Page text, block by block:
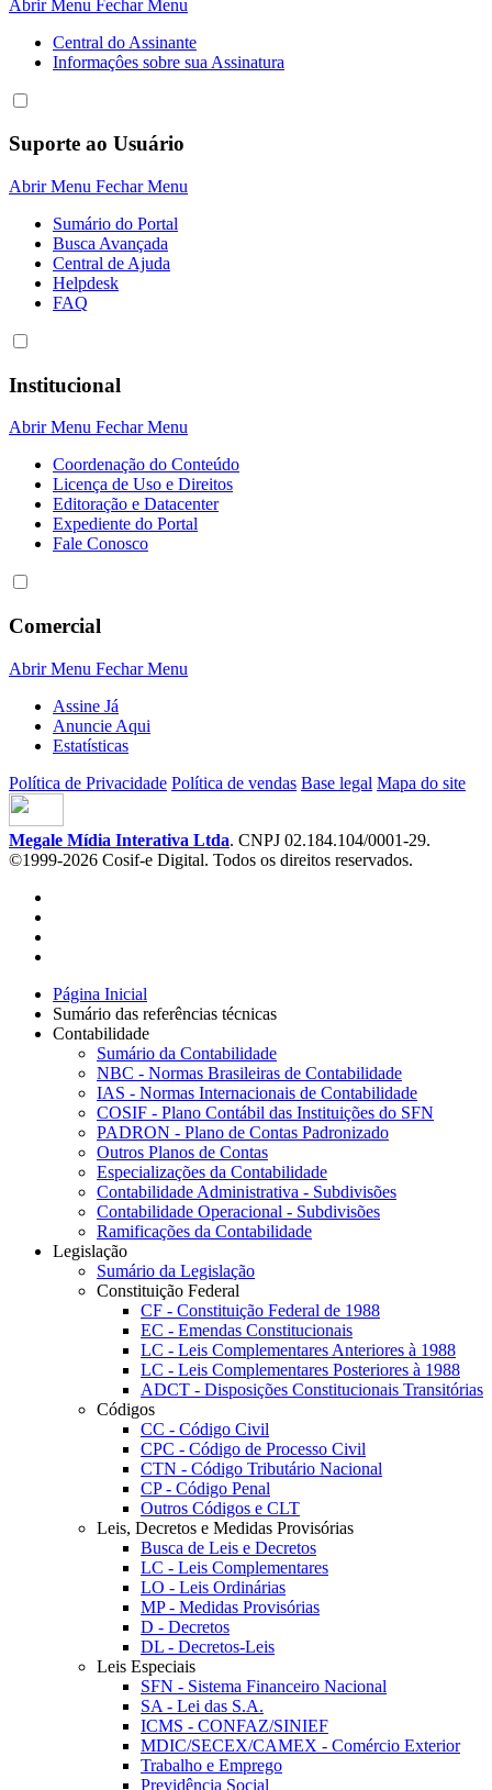
Abrir Menu Fechar Menu
Central do Assinante
Informaçôes sobre sua Assinatura
Suporte ao Usuário
Abrir Menu Fechar Menu
Sumário do Portal
Busca Avançada
Central de Ajuda
Helpdesk
FAQ
Institucional
Abrir Menu Fechar Menu
Coordenação do Conteúdo
Licença de Uso e Direitos
Editoração e Datacenter
Expediente do Portal
Fale Conosco
Comercial
Abrir Menu Fechar Menu
Assine Já
Anuncie Aqui
Estatísticas
Política de Privacidade Política de vendas Base legal Mapa do site
Megale Mídia Interativa Ltda. CNPJ 02.184.104/0001-29.
©1999-2026 Cosif-e Digital. Todos os direitos reservados.
Página Inicial
Sumário das referências técnicas
Contabilidade
Sumário da Contabilidade
NBC - Normas Brasileiras de Contabilidade
IAS - Normas Internacionais de Contabilidade
COSIF - Plano Contábil das Instituições do SFN
PADRON - Plano de Contas Padronizado
Outros Planos de Contas
Especializações da Contabilidade
Contabilidade Administrativa - Subdivisões
Contabilidade Operacional - Subdivisões
Ramificações da Contabilidade
Legislação
Sumário da Legislação
Constituição Federal
CF - Constituição Federal de 1988
EC - Emendas Constitucionais
LC - Leis Complementares Anteriores à 1988
LC - Leis Complementares Posteriores à 1988
ADCT - Disposições Constitucionais Transitórias
Códigos
CC - Código Civil
CPC - Código de Processo Civil
CTN - Código Tributário Nacional
CP - Código Penal
Outros Códigos e CLT
Leis, Decretos e Medidas Provisórias
Busca de Leis e Decretos
LC - Leis Complementares
LO - Leis Ordinárias
MP - Medidas Provisórias
D - Decretos
DL - Decretos-Leis
Leis Especiais
SFN - Sistema Financeiro Nacional
SA - Lei das S.A.
ICMS - CONFAZ/SINIEF
MDIC/SECEX/CAMEX - Comércio Exterior
Trabalho e Emprego
Previdência Social